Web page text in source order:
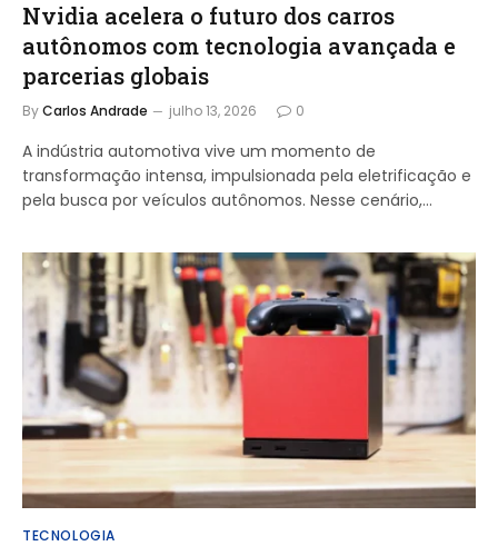
Nvidia acelera o futuro dos carros
autônomos com tecnologia avançada e
parcerias globais
ByCarlos Andrade julho 13, 2026 0
A indústria automotiva vive um momento de
transformação intensa, impulsionada pela eletrificação e
pela busca por veículos autônomos. Nesse cenário,…
TECNOLOGIA